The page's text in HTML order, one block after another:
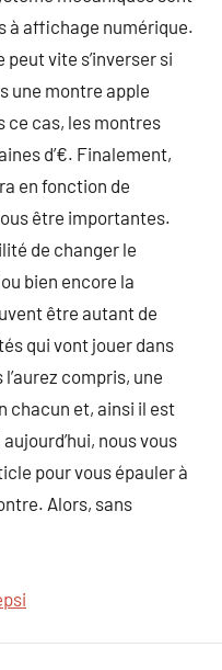
à affichage numérique.
vite s’inverser si
une montre apple
ce cas, les montres
d’€. Finalement,
en fonction de
être importantes.
de changer le
bien encore la
être autant de
qui vont jouer dans
compris, une
chacun et, ainsi il est
nous vous
pour vous épauler à
Alors, sans